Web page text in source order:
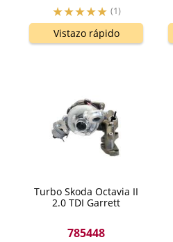
(1)
Vistazo rápido
Turbo Skoda Octavia II
2.0 TDI Garrett
785448